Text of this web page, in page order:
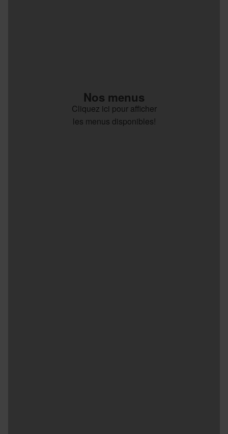
Nos menus
Cliquez ici pour afficher
les menus disponibles!